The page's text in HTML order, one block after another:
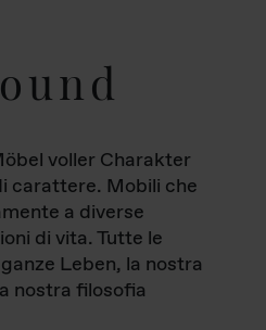
voller Charakter
carattere. Mobili che
a diverse
di vita. Tutte le
Leben, la nostra
nostra filosofia